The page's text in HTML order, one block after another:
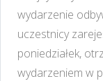
wydarzenie
uczestnicy
poniedziałek,
wydarzeniem w